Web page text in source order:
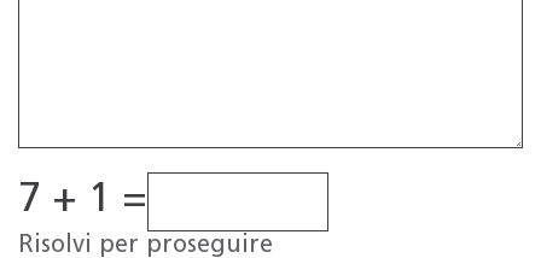
7 + 1 =
Risolvi per proseguire